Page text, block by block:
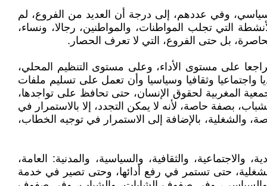
وفي عددهم، إلى درجة أن العديد من الفروع، لم
التي تجلب المواطنات، والمواطنين، رجالا، ونساء،
بل حتى الفروع، التي لا تعرف الحصار.
على مستوى الأداء، وعلى مستوى التنظيم المحلي،
واجتماعيا وثقافيا وسياسيا وأن تعمل على تسليم ملفات
المغربية لحقوق الإنسان، حتى تحافظ على تواجدها،
بصفة حاصة، لأنه لا يمكن التجدد، إلا بالاستمرار في
والشغلية، بالإضافة إلى الاستمرار في توجيه الخطاب،
والثقافية، والسياسية، والمدنية: العامة،
والشغلية، حتى تستمر في رفع أدائها، وحتى تصير في خدمة